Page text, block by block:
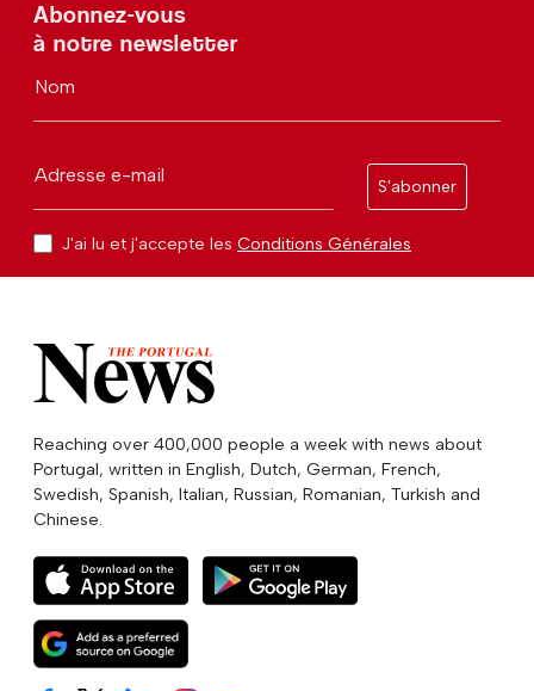
Abonnez-vous
à notre newsletter
Nom
Adresse e-mail
S'abonner
J'ai lu et j'accepte les Conditions Générales
Reaching over 400,000 people a week with news about
Portugal, written in English, Dutch, German, French,
Swedish, Spanish, Italian, Russian, Romanian, Turkish and
Chinese.